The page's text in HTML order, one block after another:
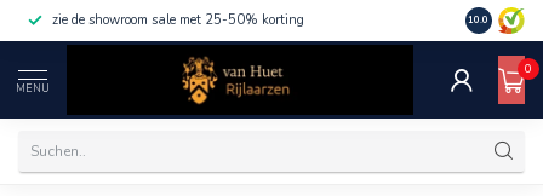
zie de showroom sale met 25-50% korting 10.0
MENU
0